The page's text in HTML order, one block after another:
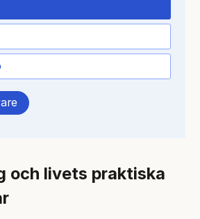
och livets praktiska